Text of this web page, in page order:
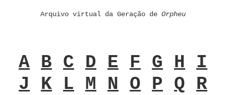
Arquivo virtual da Geração de Orpheu
A B C D E F G H
I
J
K L M N O P Q
R